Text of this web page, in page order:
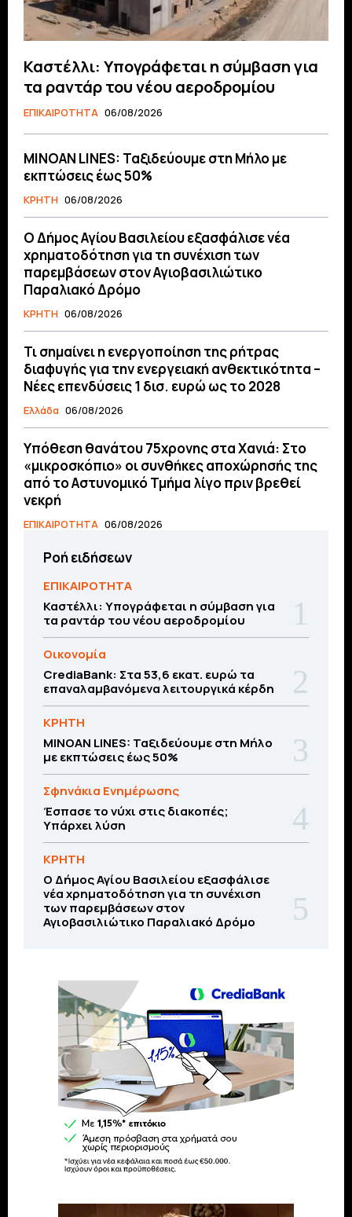
Καστέλλι: Υπογράφεται η σύμβαση για
τα ραντάρ του νέου αεροδρομίου
ΕΠΙΚΑΙΡΟΤΗΤΑ 06/08/2026
MINOAN LINES: Ταξιδεύουμε στη Μήλο με
εκπτώσεις έως 50%
ΚΡΗΤΗ 06/08/2026
O Δήμος Αγίου Βασιλείου εξασφάλισε νέα
χρηματοδότηση για τη συνέχιση των
παρεμβάσεων στον Αγιοβασιλιώτικο
Παραλιακό Δρόμο
ΚΡΗΤΗ 06/08/2026
Τι σημαίνει η ενεργοποίηση της ρήτρας
διαφυγής για την ενεργειακή ανθεκτικότητα –
Νέες επενδύσεις 1 δισ. ευρώ ως το 2028
Ελλάδα 06/08/2026
Υπόθεση θανάτου 75χρονης στα Χανιά: Στο
«μικροσκόπιο» οι συνθήκες αποχώρησής της
από το Αστυνομικό Τμήμα λίγο πριν βρεθεί
νεκρή
ΕΠΙΚΑΙΡΟΤΗΤΑ 06/08/2026
Ροή ειδήσεων
ΕΠΙΚΑΙΡΟΤΗΤΑ
Καστέλλι: Υπογράφεται η σύμβαση για
τα ραντάρ του νέου αεροδρομίου
Οικονομία
CrediaBank: Στα 53,6 εκατ. ευρώ τα
επαναλαμβανόμενα λειτουργικά κέρδη
ΚΡΗΤΗ
MINOAN LINES: Ταξιδεύουμε στη Μήλο
με εκπτώσεις έως 50%
Σφηνάκια Ενημέρωσης
Έσπασε το νύχι στις διακοπές;
Υπάρχει λύση
ΚΡΗΤΗ
O Δήμος Αγίου Βασιλείου εξασφάλισε
νέα χρηματοδότηση για τη συνέχιση
των παρεμβάσεων στον
Αγιοβασιλιώτικο Παραλιακό Δρόμο